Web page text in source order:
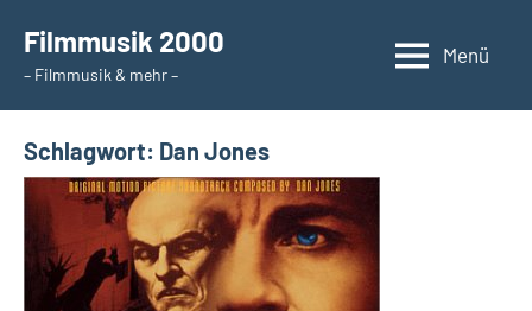
Inhalt
springen
Filmmusik 2000
– Filmmusik & mehr –
Menü
Schlagwort: Dan Jones